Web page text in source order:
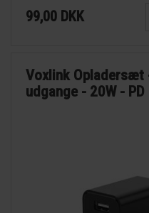
99,00 DKK
Voxlink Opladersæt
udgange - 20W -